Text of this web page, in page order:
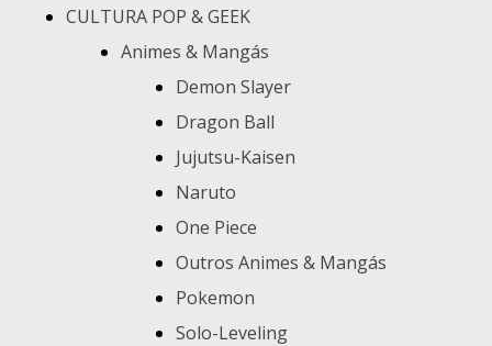
CULTURA POP & GEEK
Animes & Mangás
Demon Slayer
Dragon Ball
Jujutsu-Kaisen
Naruto
One Piece
Outros Animes & Mangás
Pokemon
Solo-Leveling